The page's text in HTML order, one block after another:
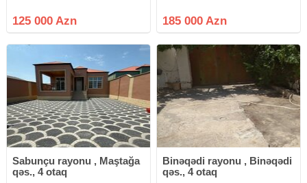
var.ustu navesdi
125 000 Azn
(bağ evi) satıram. Ev, imumi 6.2-
sot torpaqda tikilib. Sənədi-Paket,
185 000 Azn
Sabunçu rayonu , Maştağa
qəs., 4 otaq
Binəqədi rayonu , Binəqədi
qəs., 4 otaq